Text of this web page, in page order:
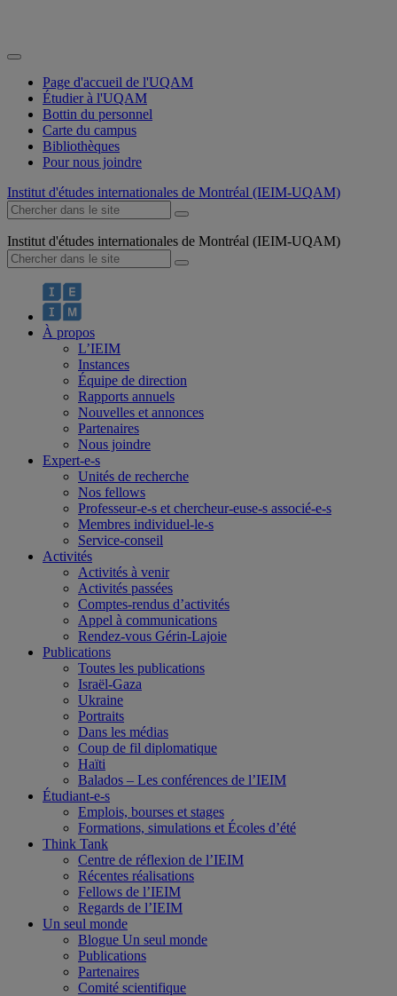
Page d'accueil de l'UQAM
Étudier à l'UQAM
Bottin du personnel
Carte du campus
Bibliothèques
Pour nous joindre
Institut d'études internationales de Montréal (IEIM-UQAM)
Institut d'études internationales de Montréal (IEIM-UQAM)
À propos
L’IEIM
Instances
Équipe de direction
Rapports annuels
Nouvelles et annonces
Partenaires
Nous joindre
Expert-e-s
Unités de recherche
Nos fellows
Professeur-e-s et chercheur-euse-s associé-e-s
Membres individuel-le-s
Service-conseil
Activités
Activités à venir
Activités passées
Comptes-rendus d’activités
Appel à communications
Rendez-vous Gérin-Lajoie
Publications
Toutes les publications
Israël-Gaza
Ukraine
Portraits
Dans les médias
Coup de fil diplomatique
Haïti
Balados – Les conférences de l’IEIM
Étudiant-e-s
Emplois, bourses et stages
Formations, simulations et Écoles d’été
Think Tank
Centre de réflexion de l’IEIM
Récentes réalisations
Fellows de l’IEIM
Regards de l’IEIM
Un seul monde
Blogue Un seul monde
Publications
Partenaires
Comité scientifique